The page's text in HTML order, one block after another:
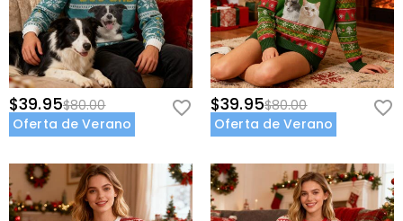
$39.95$80.00
Oferta de Verano
$39.95$80.00
Oferta de Verano